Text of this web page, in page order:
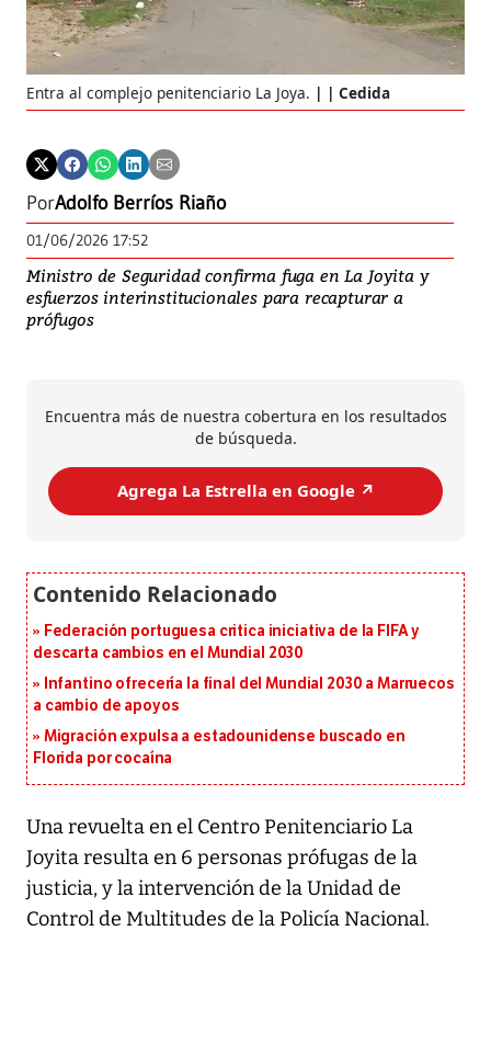
Entra al complejo penitenciario La Joya. | Cedida
PorAdolfo Berríos Riaño
01/06/2026 17:52
Ministro de Seguridad confirma fuga en La Joyita y
esfuerzos interinstitucionales para recapturar a
prófugos
Encuentra más de nuestra cobertura en los resultados
de búsqueda.
Agrega La Estrella en Google ↗️
Federación portuguesa critica iniciativa de la FIFA y
descarta cambios en el Mundial 2030
Infantino ofrecería la final del Mundial 2030 a Marruecos
a cambio de apoyos
Migración expulsa a estadounidense buscado en
Florida por cocaína
Una revuelta en el Centro Penitenciario La
Joyita resulta en 6 personas prófugas de la
justicia, y la intervención de la Unidad de
Control de Multitudes de la Policía Nacional.